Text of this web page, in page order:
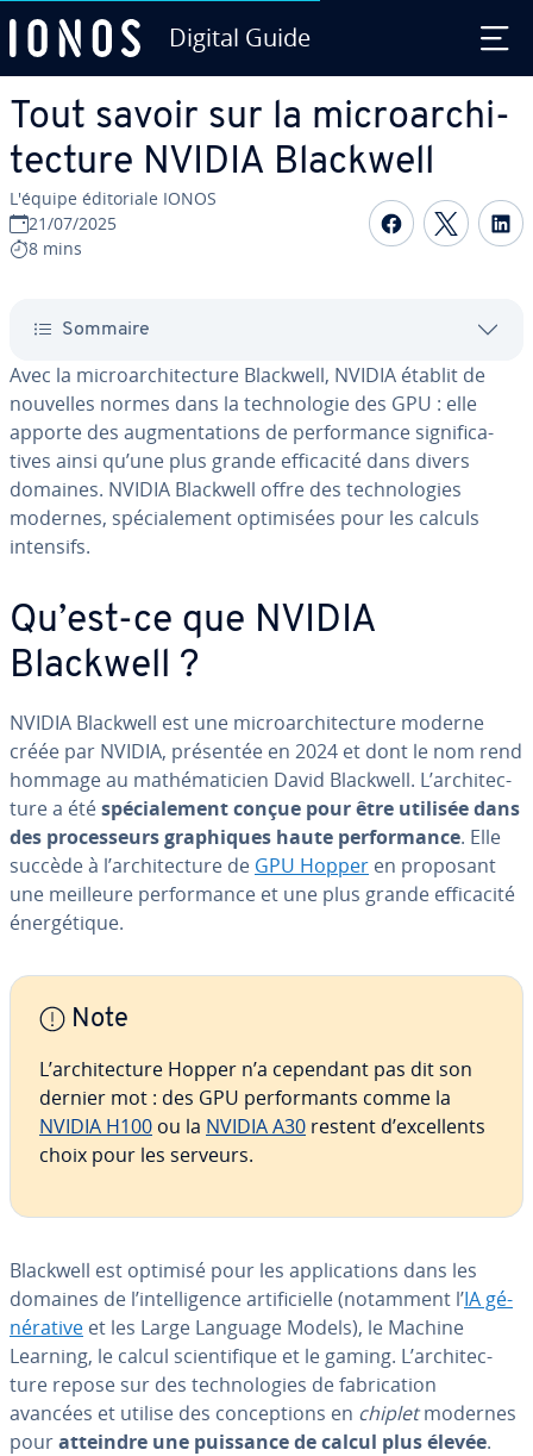
Digital Guide
Tout savoir sur la mi­croar­chi­
tec­ture NVIDIA Blackwell
L'équipe édi­to­riale IONOS
21/07/2025
8 mins
Partager
Sommaire
Avec la mi­croar­chi­tec­ture Blackwell, NVIDIA établit de
nouvelles normes dans la tech­no­lo­gie des GPU : elle
apporte des aug­men­ta­tions de per­for­mance sig­ni­fi­ca­
tives ainsi qu’une plus grande ef­fi­ca­cité dans divers
domaines. NVIDIA Blackwell offre des tech­no­lo­gies
modernes, spé­cia­le­ment op­ti­mi­sées pour les calculs
intensifs.
Qu’est-ce que NVIDIA
Blackwell ?
NVIDIA Blackwell est une mi­croar­chi­tec­ture moderne
créée par NVIDIA, présentée en 2024 et dont le nom rend
hommage au ma­thé­ma­ti­cien David Blackwell. L’ar­chi­tec­
ture a étéspé­cia­le­ment conçue pour être utilisée dans
des pro­ces­seurs gra­phiques haute per­for­mance. Elle
succède à l’ar­chi­tec­ture de GPU Hopper en proposant
une meilleure per­for­mance et une plus grande ef­fi­ca­cité
éner­gé­tique.
Note
L’ar­chi­tec­ture Hopper n’a cependant pas dit son
dernier mot : des GPU per­for­mants comme la
NVIDIA H100 ou la NVIDIA A30 restent d’ex­cel­lents
choix pour les serveurs.
Blackwell est optimisé pour les ap­pli­ca­tions dans les
domaines de l’in­tel­li­gence ar­ti­fi­cielle (notamment l’IA gé­
né­ra­tive et les Large Language Models), le Machine
Learning, le calcul scien­ti­fique et le gaming. L’ar­chi­tec­
ture repose sur des tech­no­lo­gies de fa­bri­ca­tion
avancées et utilise des con­cep­tions en chipletmodernes
pouratteindre une puissance de calcul plus élevée.